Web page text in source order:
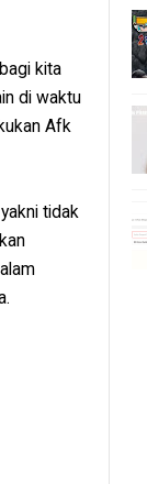
kita
di waktu
Afk
tidak